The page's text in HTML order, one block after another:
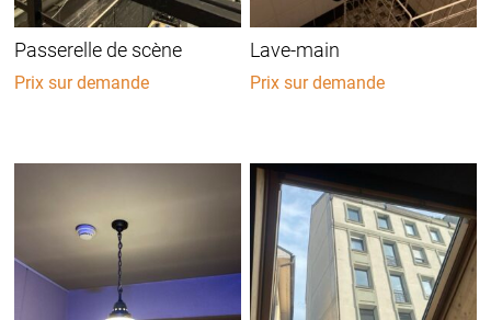
Passerelle de scène
Prix sur demande
Lave-main
Prix sur demande